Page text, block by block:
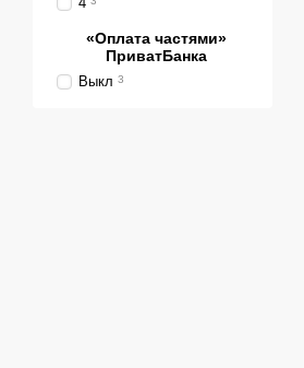
«Оплата частями»
ПриватБанка
Выкл 3